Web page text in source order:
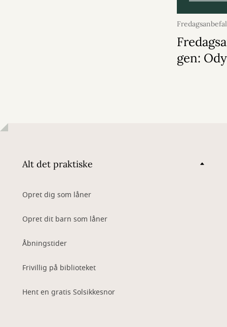
juni 2026
gen:
Alt det praktiske
Opret dig som låner
Opret dit barn som låner
Åbningstider
Frivillig på biblioteket
Hent en gratis Solsikkesnor